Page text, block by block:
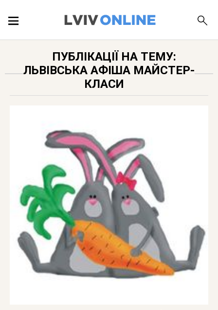
ЛОКАЦІЇ
ДОВІДКА
ПУБЛІКАЦІЇ НА ТЕМУ:
ЛЬВІВСЬКА АФІША МАЙСТЕР-
КЛАСИ